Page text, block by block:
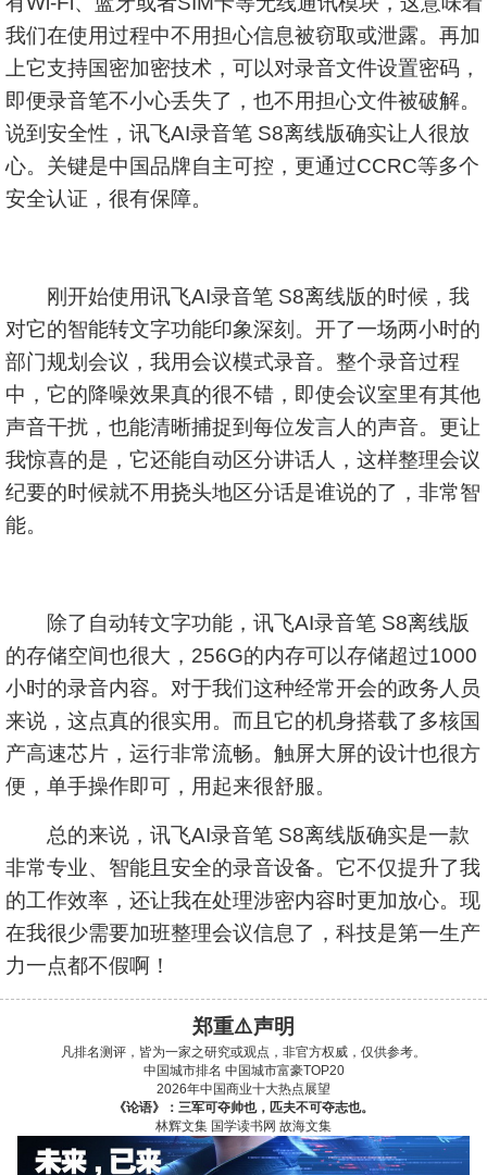
我们在使用过程中不用担心信息被窃取或泄露。再加
上它支持国密加密技术，可以对录音文件设置密码，
即便录音笔不小心丢失了，也不用担心文件被破解。
说到安全性，讯飞AI录音笔 S8离线版确实让人很放
心。关键是中国品牌自主可控，更通过CCRC等多个
安全认证，很有保障。
刚开始使用讯飞AI录音笔 S8离线版的时候，我
对它的智能转文字功能印象深刻。开了一场两小时的
部门规划会议，我用会议模式录音。整个录音过程
中，它的降噪效果真的很不错，即使会议室里有其他
声音干扰，也能清晰捕捉到每位发言人的声音。更让
我惊喜的是，它还能自动区分讲话人，这样整理会议
纪要的时候就不用挠头地区分话是谁说的了，非常智
能。
除了自动转文字功能，讯飞AI录音笔 S8离线版
的存储空间也很大，256G的内存可以存储超过1000
小时的录音内容。对于我们这种经常开会的政务人员
来说，这点真的很实用。而且它的机身搭载了多核国
产高速芯片，运行非常流畅。触屏大屏的设计也很方
便，单手操作即可，用起来很舒服。
总的来说，讯飞AI录音笔 S8离线版确实是一款
非常专业、智能且安全的录音设备。它不仅提升了我
的工作效率，还让我在处理涉密内容时更加放心。现
在我很少需要加班整理会议信息了，科技是第一生产
力一点都不假啊！
郑重⚠️声明
凡排名测评，皆为一家之研究或观点，非官方权威，仅供参考。
中国城市排名 中国城市富豪TOP20
2026年中国商业十大热点展望
《论语》：三军可夺帅也，匹夫不可夺志也。
林辉文集 国学读书网 故海文集